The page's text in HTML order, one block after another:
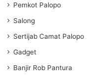
Pemkot Palopo
Salong
Sertijab Camat Palopo
Gadget
Banjir Rob Pantura